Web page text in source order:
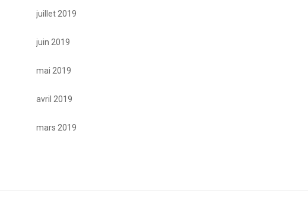
juillet 2019
juin 2019
mai 2019
avril 2019
mars 2019